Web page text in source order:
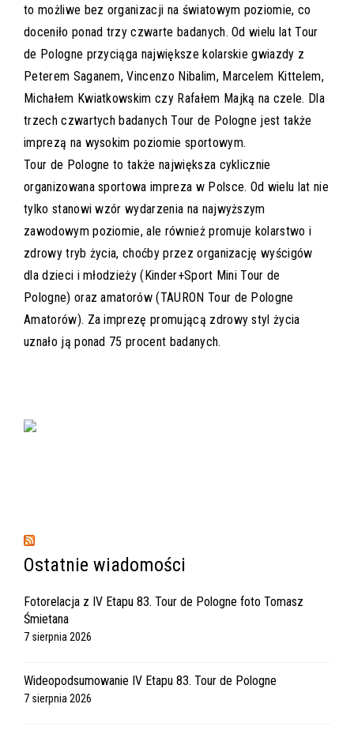
to możliwe bez organizacji na światowym poziomie, co
doceniło ponad trzy czwarte badanych. Od wielu lat Tour
de Pologne przyciąga największe kolarskie gwiazdy z
Peterem Saganem, Vincenzo Nibalim, Marcelem Kittelem,
Michałem Kwiatkowskim czy Rafałem Majką na czele. Dla
trzech czwartych badanych Tour de Pologne jest także
imprezą na wysokim poziomie sportowym.
Tour de Pologne to także największa cyklicznie
organizowana sportowa impreza w Polsce. Od wielu lat nie
tylko stanowi wzór wydarzenia na najwyższym
zawodowym poziomie, ale również promuje kolarstwo i
zdrowy tryb życia, choćby przez organizację wyścigów
dla dzieci i młodzieży (Kinder+Sport Mini Tour de
Pologne) oraz amatorów (TAURON Tour de Pologne
Amatorów). Za imprezę promującą zdrowy styl życia
uznało ją ponad 75 procent badanych.
Ostatnie wiadomości
Fotorelacja z IV Etapu 83. Tour de Pologne foto Tomasz
Śmietana
7 sierpnia 2026
Wideopodsumowanie IV Etapu 83. Tour de Pologne
7 sierpnia 2026